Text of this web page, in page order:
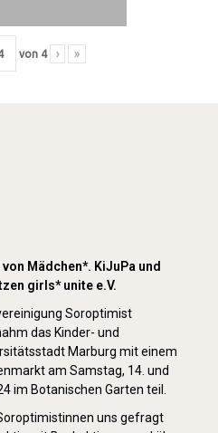
von 4 › »
Mädchen*. KiJuPa und
girls* unite e.V.
Soroptimist
das Kinder- und
Marburg mit einem
am Samstag, 14. und
im Botanischen Garten teil.
uns gefragt